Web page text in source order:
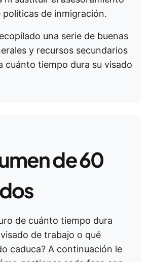
políticas de inmigración.
una serie de buenas
y recursos secundarios
cuánto tiempo dura su visado
de 60
de cuánto tiempo dura
de trabajo o qué
caduca? A continuación le